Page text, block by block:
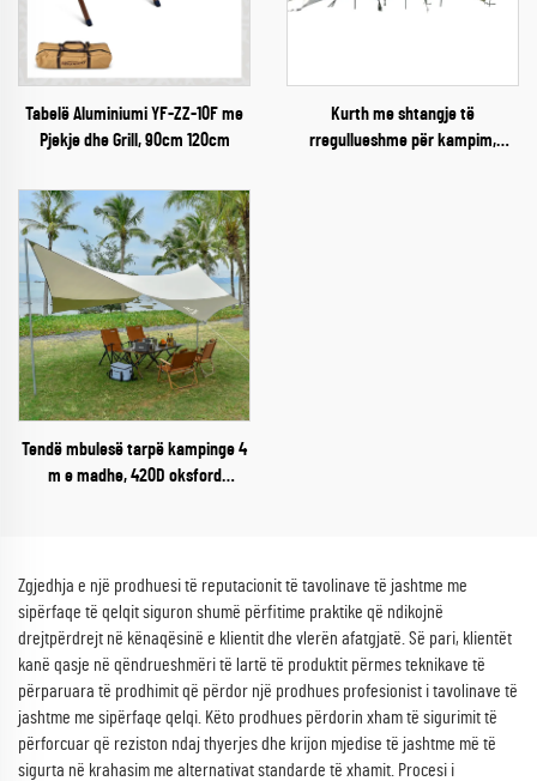
Tabelë Aluminiumi YF-ZZ-10F me
Pjekje dhe Grill, 90cm 120cm
Kurth me shtangje të
rregullueshme për kampim,
Tendë mbulesë tarpë kampinge 4
m e madhe, 420D oksford
Zgjedhja e një prodhuesi të reputacionit të tavolinave të jashtme me
sipërfaqe të qelqit siguron shumë përfitime praktike që ndikojnë
drejtpërdrejt në kënaqësinë e klientit dhe vlerën afatgjatë. Së pari, klientët
kanë qasje në qëndrueshmëri të lartë të produktit përmes teknikave të
përparuara të prodhimit që përdor një prodhues profesionist i tavolinave të
jashtme me sipërfaqe qelqi. Këto prodhues përdorin xham të sigurimit të
përforcuar që reziston ndaj thyerjes dhe krijon mjedise të jashtme më të
sigurta në krahasim me alternativat standarde të xhamit. Procesi i